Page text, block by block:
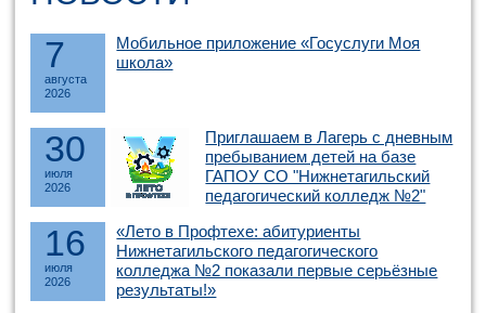
7
августа
2026
Мобильное приложение «Госуслуги Моя
школа»
30
июля
2026
Приглашаем в Лагерь с дневным
пребыванием детей на базе
ГАПОУ СО "Нижнетагильский
педагогический колледж №2"
16
июля
2026
«Лето в Профтехе: абитуриенты
Нижнетагильского педагогического
колледжа №2 показали первые серьёзные
результаты!»